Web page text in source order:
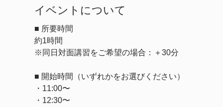
イベントについて
■ 所要時間
約1時間
※同日対面講習をご希望の場合：＋30分
■ 開始時間（いずれかをお選びください）
・11:00〜
・12:30〜